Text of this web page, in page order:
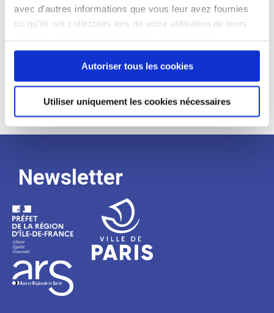
avec d'autres informations que vous leur avez fournies
ou qu'ils ont collectées lors de votre utilisation de leurs
continuez à utiliser notre site Web.
Autoriser tous les cookies
Utiliser uniquement les cookies nécessaires
Processus
de
recrutement
Newsletter